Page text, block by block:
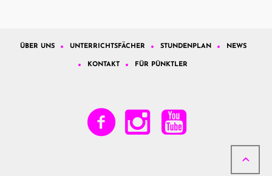
ÜBER UNS UNTERRICHTSFÄCHER STUNDENPLAN NEWS
KONTAKT FÜR PÜNKTLER